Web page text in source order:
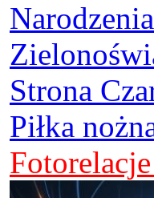
Strona
Piłka